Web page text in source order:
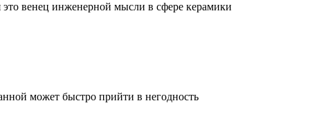
венец инженерной мысли в сфере керамики
может быстро прийти в негодность